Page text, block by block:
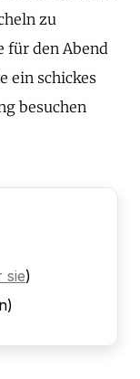
zu
für den Abend
ein schickes
besuchen
sie)